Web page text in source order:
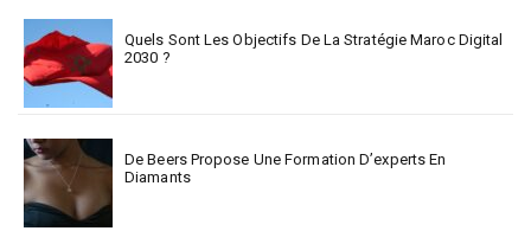
Quels Sont Les Objectifs De La Stratégie Maroc Digital
2030 ?
De Beers Propose Une Formation D’experts En
Diamants